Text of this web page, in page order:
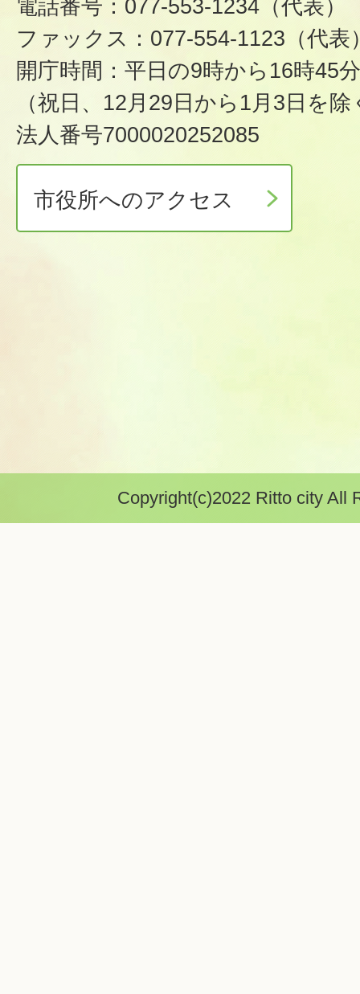
電話番号：077-553-1234（代表）
ファックス：077-554-1123（代表
開庁時間：平日の9時から16時45分
（祝日、12月29日から1月3日を除
法人番号7000020252085
市役所へのアクセス
Copyright(c)2022 Ritto city All